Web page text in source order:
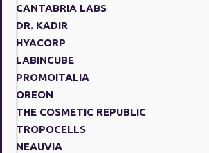
CANTABRIA LABS
DR. KADIR
HYACORP
LABINCUBE
PROMOITALIA
OREON
THE COSMETIC REPUBLIC
TROPOCELLS
NEAUVIA